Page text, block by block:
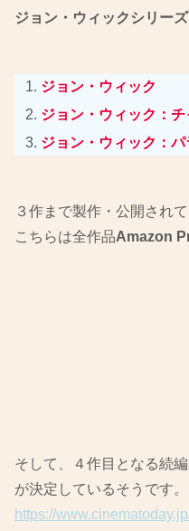
ジョン・ウィックシリーズ
ジョン・ウィック
ジョン・ウィック：チ
ジョン・ウィック：パ
３作まで製作・公開されて
こちらは全作品Amazon
そして、４作目となる続
が決定しているそうです。
https://